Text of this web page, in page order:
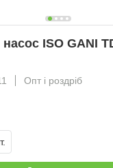
ISO GANI
Опт і роздріб